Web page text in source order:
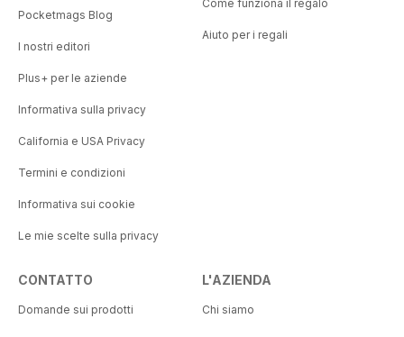
Pocketmags Blog
I nostri editori
Plus+ per le aziende
Informativa sulla privacy
California e USA Privacy
Termini e condizioni
Informativa sui cookie
Le mie scelte sulla privacy
Come funziona il regalo
Aiuto per i regali
CONTATTO
Domande sui prodotti
L'AZIENDA
Chi siamo